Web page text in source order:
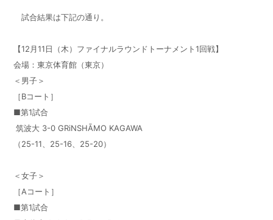
試合結果は下記の通り。
【12月11日（木）ファイナルラウンドトーナメント1回戦】
会場：東京体育館（東京）
＜男子＞
［Bコート］
■第1試合
筑波大 3-0 GRiNSHĀMO KAGAWA
（25-11、25-16、25-20）
＜女子＞
［Aコート］
■第1試合